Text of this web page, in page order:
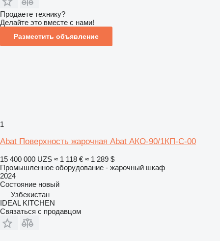
Продаете технику?
Делайте это вместе с нами!
Разместить объявление
1
Abat Поверхность жарочная Abat АКО-90/1КП-С-00
15 400 000 UZS ≈ 1 118 € ≈ 1 289 $
Промышленное оборудование - жарочный шкаф
2024
Состояние новый
Узбекистан
IDEAL KITCHEN
Связаться с продавцом